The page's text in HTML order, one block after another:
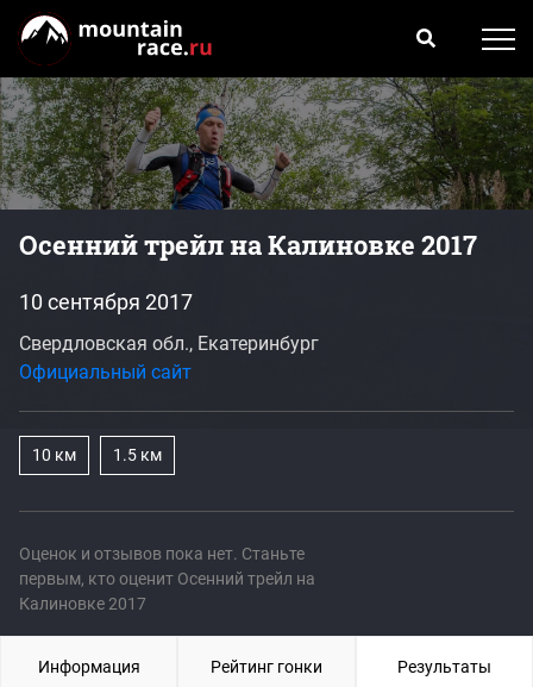
Осенний трейл на Калиновке 2017
Оценок и отзывов пока нет. Станьте
первым, кто оценит Осенний трейл на
Калиновке 2017
10 сентября 2017
Свердловская обл., Екатеринбург
Официальный сайт
10 км 1.5 км
Информация Рейтинг гонки Результаты